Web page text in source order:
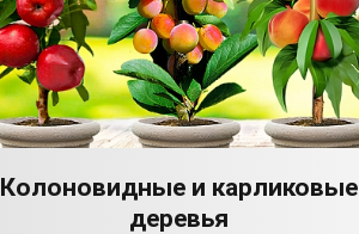
Колоновидные и карликовые
деревья